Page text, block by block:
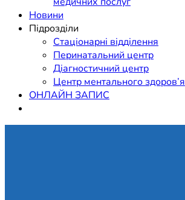
Новини
Підрозділи
Стаціонарні відділення
Перинатальний центр
Діагностичний центр
Центр ментального здоров’я
ОНЛАЙН ЗАПИС